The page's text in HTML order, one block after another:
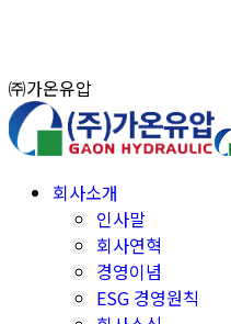
㈜가온유압
회사소개
인사말
회사연혁
경영이념
ESG 경영원칙